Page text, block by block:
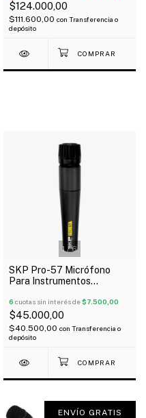
$124.000,00
$111.600,00 con Transferencia o
depósito
1/6
SKP Pro-57 Micrófono
Para Instrumentos
6 cuotas sin interés de$7.500,00
$45.000,00
$40.500,00 con Transferencia o
depósito
ENVÍO GRATIS